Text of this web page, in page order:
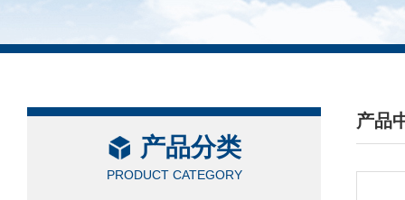
产品分类
PRODUCT CATEGORY
产品
/